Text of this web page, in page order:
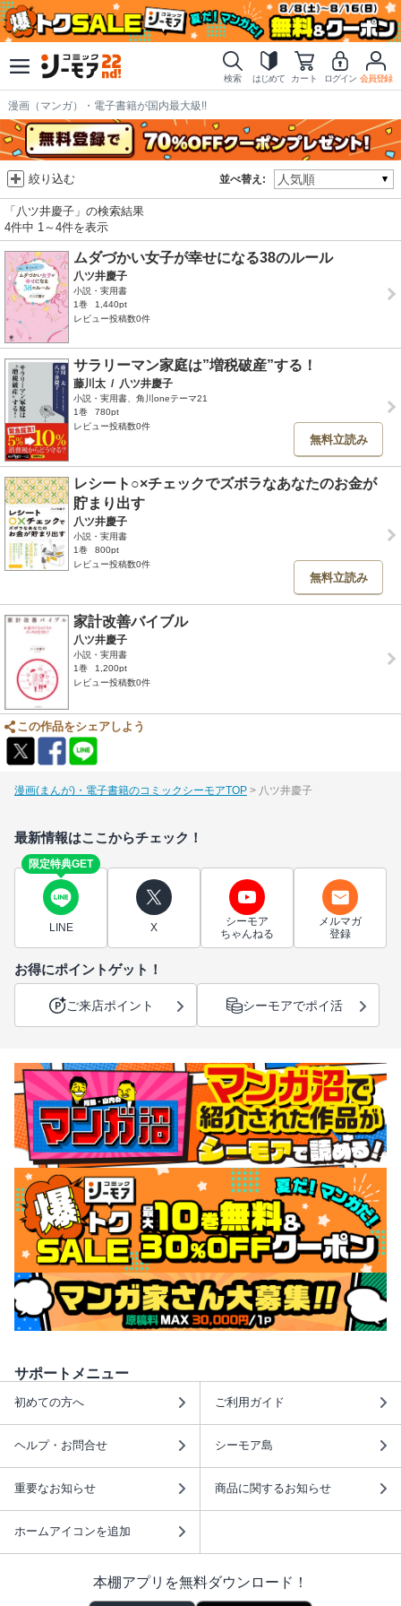
検索 はじめて カート ログイン 会員登録
漫画（マンガ）・電子書籍が国内最大級!!
並べ替え:
絞り込む
「八ツ井慶子」の検索結果
4件中 1～4件を表示
ムダづかい女子が幸せになる38のルール
八ツ井慶子
小説・実用書
1巻
1,440pt
レビュー投稿数0件
サラリーマン家庭は”増税破産”する！
藤川太 / 八ツ井慶子
小説・実用書、角川oneテーマ21
1巻
780pt
レビュー投稿数0件
無料立読み
レシート○×チェックでズボラなあなたのお金が
貯まり出す
八ツ井慶子
小説・実用書
1巻
800pt
レビュー投稿数0件
無料立読み
家計改善バイブル
八ツ井慶子
小説・実用書
1巻
1,200pt
レビュー投稿数0件
この作品をシェアしよう
漫画(まんが)・電子書籍のコミックシーモアTOP 八ツ井慶子
最新情報はここからチェック！
限定特典GET
LINE X
シーモア
ちゃんねる
メルマガ
登録
お得にポイントゲット！
ご来店ポイント シーモアでポイ活
サポートメニュー
初めての方へ ご利用ガイド
ヘルプ・お問合せ シーモア島
重要なお知らせ 商品に関するお知らせ
ホームアイコンを追加
本棚アプリを無料ダウンロード！